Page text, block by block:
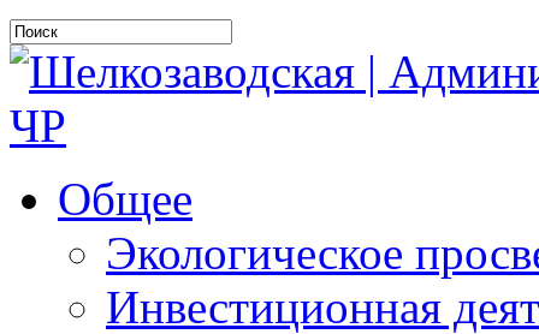
Общее
Экологическое
Инвестиционная